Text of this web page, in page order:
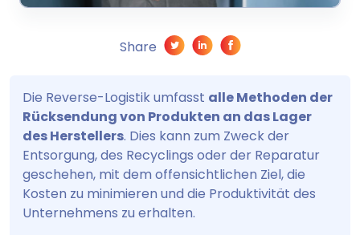
Share
Die Reverse-Logistik umfasst alle Methoden der
Rücksendung von Produkten an das Lager
des Herstellers. Dies kann zum Zweck der
Entsorgung, des Recyclings oder der Reparatur
geschehen, mit dem offensichtlichen Ziel, die
Kosten zu minimieren und die Produktivität des
Unternehmens zu erhalten.